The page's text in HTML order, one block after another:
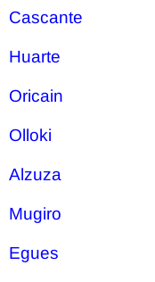
Cascante
Huarte
Oricain
Olloki
Alzuza
Mugiro
Egues